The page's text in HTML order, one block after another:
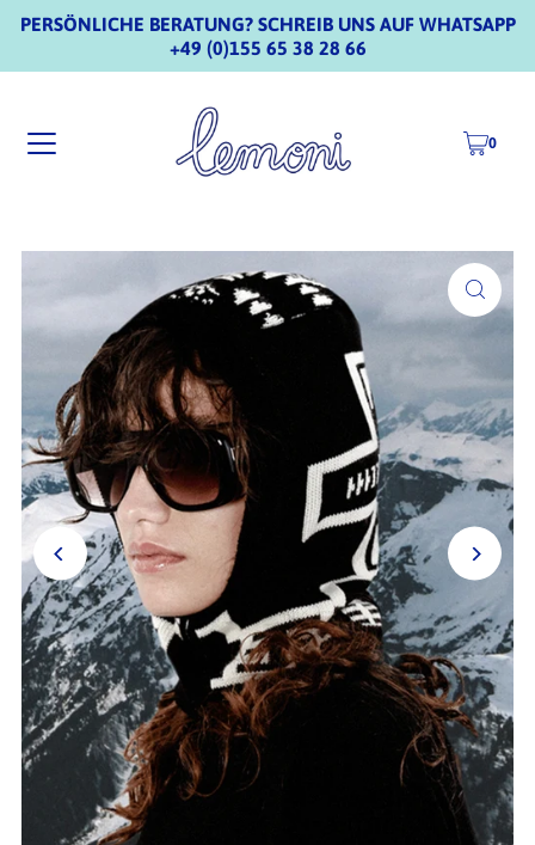
PERSÖNLICHE BERATUNG? SCHREIB UNS AUF WHATSAPP
+49 (0)155 65 38 28 66
0